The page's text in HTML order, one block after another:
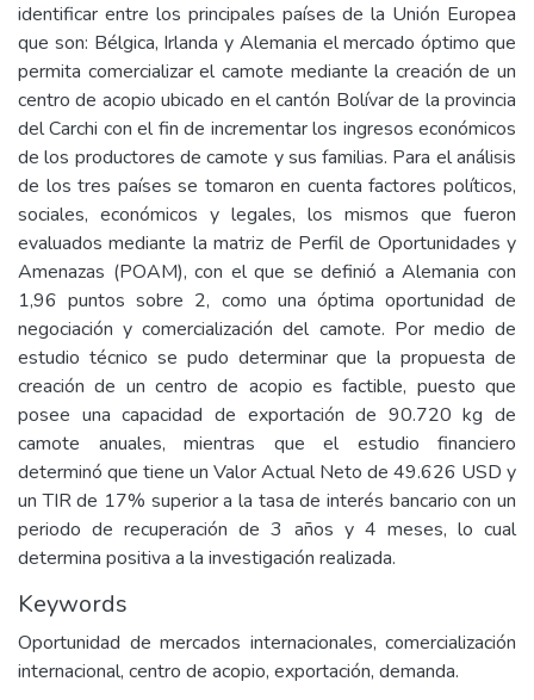
identificar entre los principales países de la Unión Europea
que son: Bélgica, Irlanda y Alemania el mercado óptimo que
permita comercializar el camote mediante la creación de un
centro de acopio ubicado en el cantón Bolívar de la provincia
del Carchi con el fin de incrementar los ingresos económicos
de los productores de camote y sus familias. Para el análisis
de los tres países se tomaron en cuenta factores políticos,
sociales, económicos y legales, los mismos que fueron
evaluados mediante la matriz de Perfil de Oportunidades y
Amenazas (POAM), con el que se definió a Alemania con
1,96 puntos sobre 2, como una óptima oportunidad de
negociación y comercialización del camote. Por medio de
estudio técnico se pudo determinar que la propuesta de
creación de un centro de acopio es factible, puesto que
posee una capacidad de exportación de 90.720 kg de
camote anuales, mientras que el estudio financiero
determinó que tiene un Valor Actual Neto de 49.626 USD y
un TIR de 17% superior a la tasa de interés bancario con un
periodo de recuperación de 3 años y 4 meses, lo cual
determina positiva a la investigación realizada.
Keywords
Oportunidad de mercados internacionales, comercialización
internacional, centro de acopio, exportación, demanda.